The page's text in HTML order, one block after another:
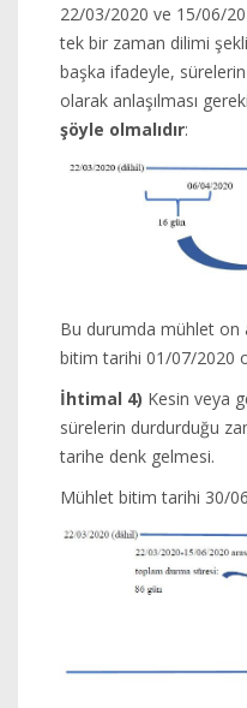
22/03/2020 ve 15/06/
tek bir zaman dilimi
başka ifadeyle, sürelerin
olarak anlaşılması
şöyle olmalıdır:
Bu durumda mühlet on
bitim tarihi 01/07/2020
İhtimal 4) Kesin veya
sürelerin durdurduğu
tarihe denk gelmesi.
Mühlet bitim tarihi 30/